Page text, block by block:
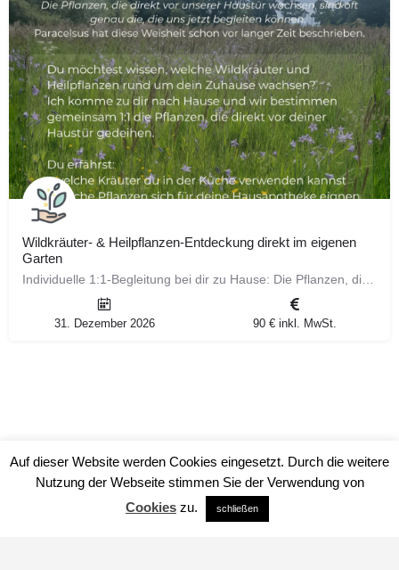
Wildkräuter‑ & Heilpflanzen‑Entdeckung direkt im eigenen
Garten
31. Dezember 2026 90 € inkl. MwSt.
Auf dieser Website werden Cookies eingesetzt. Durch die weitere
Nutzung der Webseite stimmen Sie der Verwendung von
Cookies zu. schließen